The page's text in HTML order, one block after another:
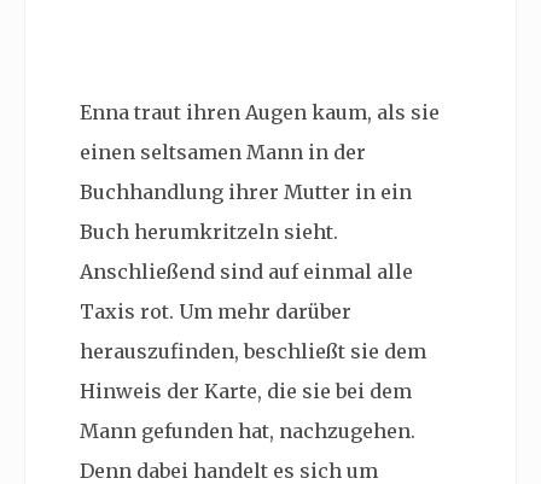
Enna traut ihren Augen kaum, als sie
einen seltsamen Mann in der
Buchhandlung ihrer Mutter in ein
Buch herumkritzeln sieht.
Anschließend sind auf einmal alle
Taxis rot. Um mehr darüber
herauszufinden, beschließt sie dem
Hinweis der Karte, die sie bei dem
Mann gefunden hat, nachzugehen.
Denn dabei handelt es sich um